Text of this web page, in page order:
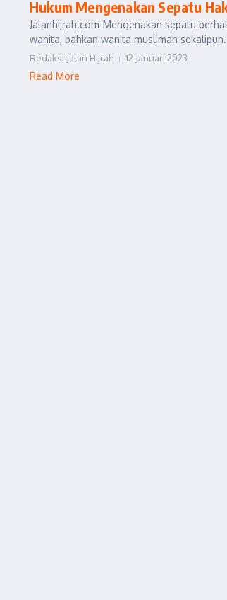
Hukum Mengenakan Sepatu
Jalanhijrah.com-Mengenakan sepatu
wanita, bahkan wanita muslimah
Redaksi Jalan Hijrah 12 Januari 2023
Read More